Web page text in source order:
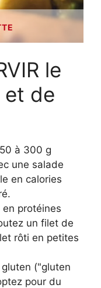
le
et de
à 300 g
une salade
en calories
en protéines
un filet de
rôti en petites
("gluten
pour du